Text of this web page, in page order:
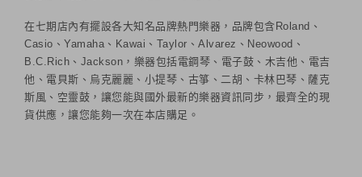
在七期店內有擺設各大知名品牌熱門樂器，品牌包含Roland、
Casio、Yamaha、Kawai、Taylor、Alvarez、Neowood、
B.C.Rich、Jackson，樂器包括電鋼琴、電子鼓、木吉他、電吉
他、電貝斯、烏克麗麗、小提琴、古箏、二胡、卡林巴琴、薩克
斯風、空靈鼓，讓您能與國外最新的樂器資訊同步，最齊全的現
貨供應，讓您能夠一次在本店購足。